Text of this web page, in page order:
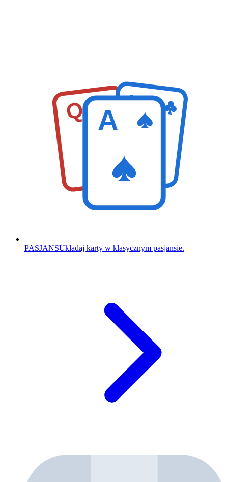
Q K
A
PASJANSUkładaj karty w klasycznym pasjansie.